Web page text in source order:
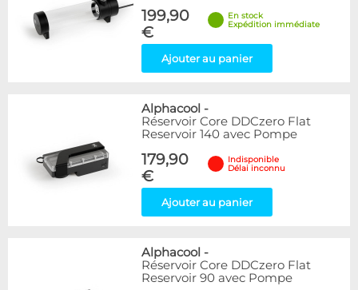
199,90
€
En stock
Expédition immédiate
Ajouter au panier
Alphacool -
Réservoir Core DDCzero Flat
Reservoir 140 avec Pompe
179,90
€
Indisponible
Délai inconnu
Ajouter au panier
Alphacool -
Réservoir Core DDCzero Flat
Reservoir 90 avec Pompe